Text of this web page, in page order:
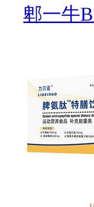
郫一牛